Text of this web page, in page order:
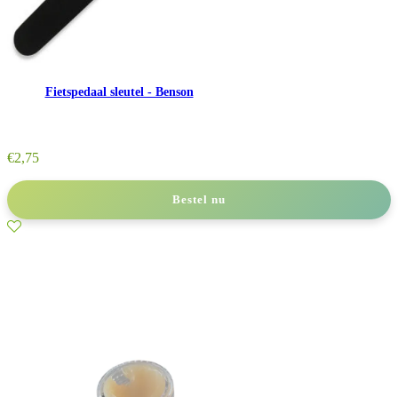
Fietspedaal sleutel - Benson
€2,75
Bestel nu